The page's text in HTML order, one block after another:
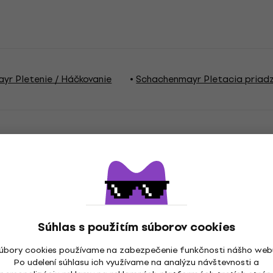
Súhlas s použitím súborov cookies
cookies používame na zabezpečenie funkčnosti nášho
Po udelení súhlasu ich využívame na analýzu návštevnosti a
Pletenie / Háčkovanie Schachenmayr Pletacia
ihlicami